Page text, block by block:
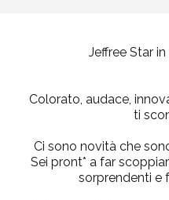
Jeffree Star
Colorato, audace,
ti
Ci sono novità che
Sei pront* a far
sorprendenti e